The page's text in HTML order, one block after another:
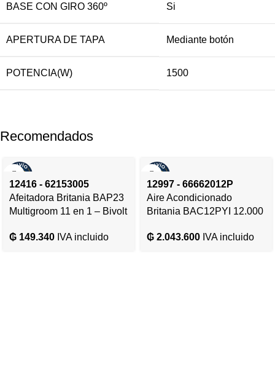
BASE CON GIRO 360º Si
APERTURA DE TAPA Mediante botón
POTENCIA(W) 1500
Recomendados
12416 - 62153005
Afeitadora Britania BAP23
Multigroom 11 en 1 – Bivolt
₲ 149.340 IVA incluido
12997 - 66662012P
Aire Acondicionado
Britania BAC12PYI 12.000
– 220V/50HZ – 12997
₲ 2.043.600 IVA incluido